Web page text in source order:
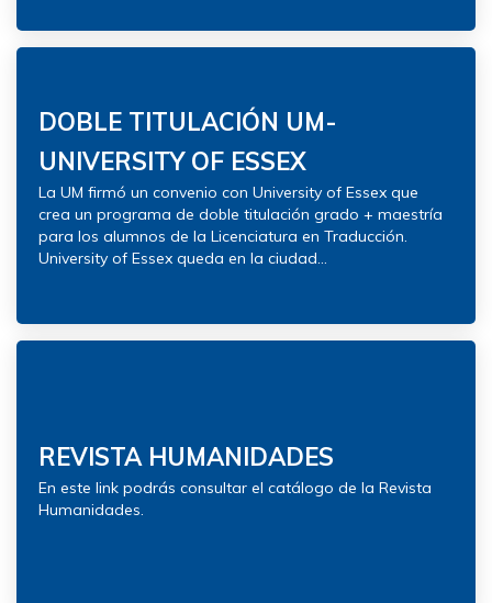
DOBLE TITULACIÓN UM-
UNIVERSITY OF ESSEX
La UM firmó un convenio con University of Essex que
crea un programa de doble titulación grado + maestría
para los alumnos de la Licenciatura en Traducción.
University of Essex queda en la ciudad...
REVISTA HUMANIDADES
En este link podrás consultar el catálogo de la Revista
Humanidades.